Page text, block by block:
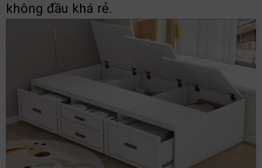
không đầu khá rẻ.